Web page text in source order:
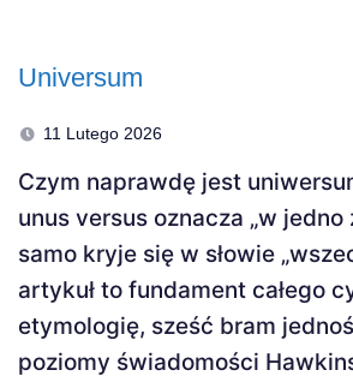
Universum
11 Lutego 2026
Czym naprawdę jest
unus versus oznacza „w jedno
samo kryje się w słowie
artykuł to fundament całego
etymologię, sześć bram
poziomy świadomości